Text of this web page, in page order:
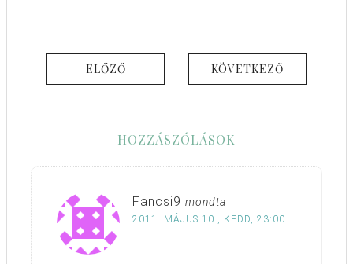
ELŐZŐ KÖVETKEZŐ
HOZZÁSZÓLÁSOK
Fancsi9 mondta
2011. MÁJUS 10., KEDD, 23:00